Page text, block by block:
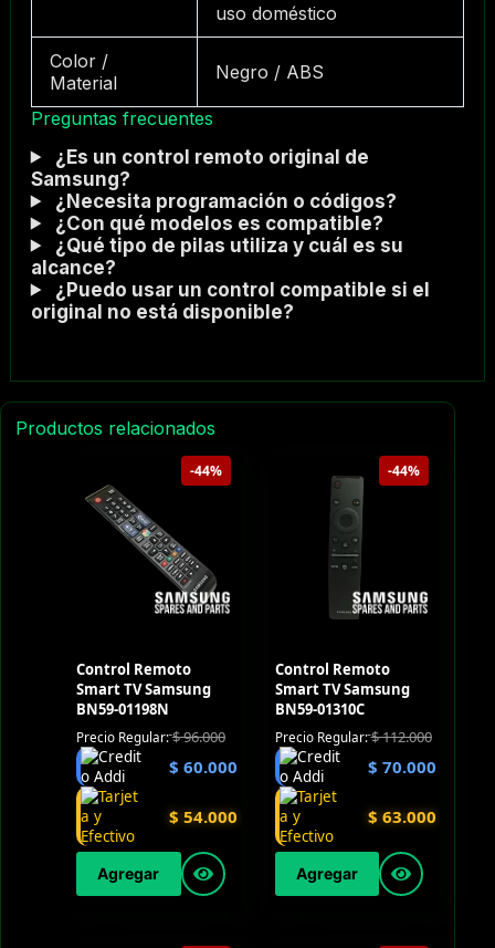
uso doméstico
Color /
Material
Negro / ABS
Preguntas frecuentes
¿Es un control remoto original de
Samsung?
¿Necesita programación o códigos?
¿Con qué modelos es compatible?
¿Qué tipo de pilas utiliza y cuál es su
alcance?
¿Puedo usar un control compatible si el
original no está disponible?
Productos relacionados
-44%
Control Remoto
Smart TV Samsung
BN59-01198N
Precio Regular:$96.000
$ 60.000
$ 54.000
Agregar
-44%
Control Remoto
Smart TV Samsung
BN59-01310C
Precio Regular:$112.000
$ 70.000
$ 63.000
Agregar